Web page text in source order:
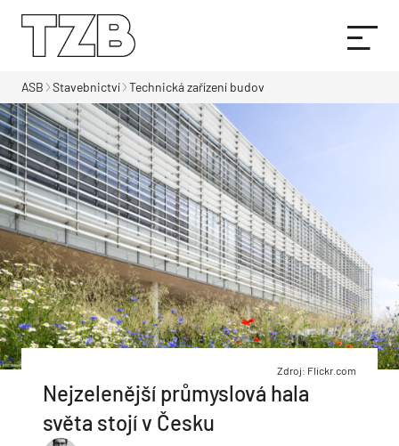
ASB Stavebnictví Technická zařízení budov
Zdroj: Flickr.com
Nejzelenější průmyslová hala
světa stojí v Česku